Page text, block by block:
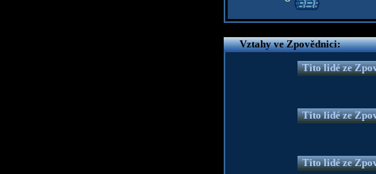
Vztahy ve Zpovědnici:
Tito lidé ze
Tito lidé ze
Tito lidé ze